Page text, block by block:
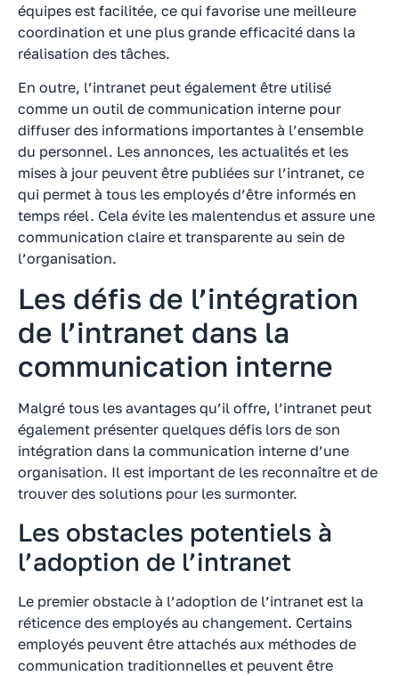
équipes est facilitée, ce qui favorise une meilleure
coordination et une plus grande efficacité dans la
réalisation des tâches.
En outre, l’intranet peut également être utilisé
comme un outil de communication interne pour
diffuser des informations importantes à l’ensemble
du personnel. Les annonces, les actualités et les
mises à jour peuvent être publiées sur l’intranet, ce
qui permet à tous les employés d’être informés en
temps réel. Cela évite les malentendus et assure une
communication claire et transparente au sein de
l’organisation.
Les défis de l’intégration
de l’intranet dans la
communication interne
Malgré tous les avantages qu’il offre, l’intranet peut
également présenter quelques défis lors de son
intégration dans la communication interne d’une
organisation. Il est important de les reconnaître et de
trouver des solutions pour les surmonter.
Les obstacles potentiels à
l’adoption de l’intranet
Le premier obstacle à l’adoption de l’intranet est la
réticence des employés au changement. Certains
employés peuvent être attachés aux méthodes de
communication traditionnelles et peuvent être